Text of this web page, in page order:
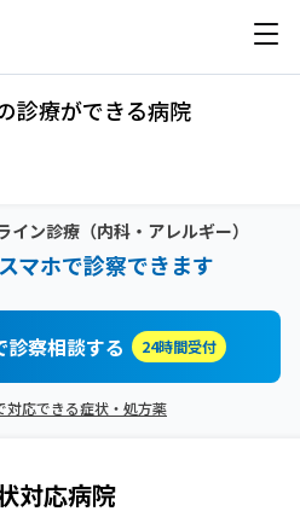
診療ができる病院
イン診療（内科・アレルギー）
マホで診察できます
診察相談する 24時間受付
対応できる症状・処方薬
対応病院